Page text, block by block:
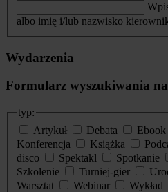
albo imię i/lub nazwisko
Wydarzenia
Formularz wyszukiwania
typ:
Artykuł
Debata Ebook
Konferencja
Książka
disco
Spektakl Spotkanie
Szkolenie
Turniej-gier
Warsztat
Webinar Wykład